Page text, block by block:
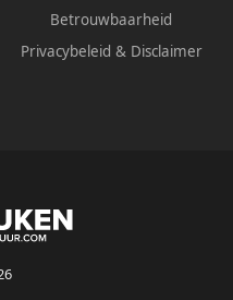
Betrouwbaarheid
Privacybeleid & Disclaimer